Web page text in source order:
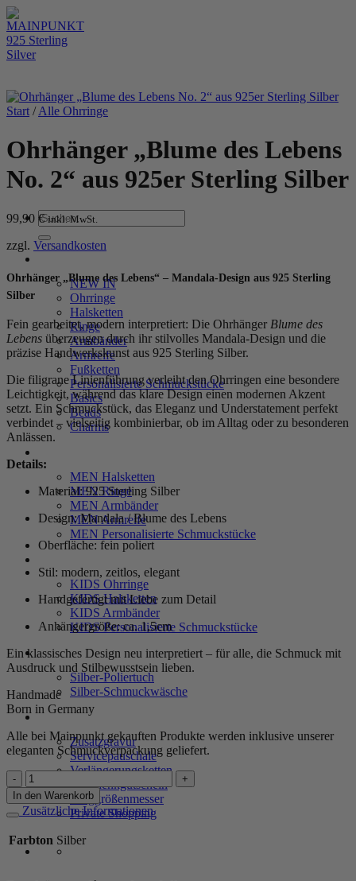
Zum
Inhalt
springen
Suchen
nach:
NEW IN
Ohrringe
Halsketten
Ringe
Armbänder
Armreife
Fußketten
Personalisierte Schmuckstücke
Basics
Beads
Charms
MEN Halsketten
MEN Ringe
MEN Armbänder
MEN Armreife
MEN Personalisierte Schmuckstücke
KIDS Ohrringe
KIDS Halsketten
KIDS Armbänder
KIDS Personalisierte Schmuckstücke
PRODUKTPFLEGE
Silber-Poliertuch
Silber-Schmuckwäsche
SERVICE
Zusatzgravur
Servicepauschale
Verlängerungsketten
Geschenkgutschein
Ringgrößenmesser
Private Shopping
Start / Alle Ohrringe
Ohrhänger „Blume des Lebens
No. 2“ aus 925er Sterling Silber
99,90 € inkl. MwSt.
zzgl. Versandkosten
Ohrhänger „Blume des Lebens“ – Mandala-Design aus 925 Sterling
Silber
Fein gearbeitet, modern interpretiert: Die Ohrhänger Blume des
Lebens überzeugen durch ihr stilvolles Mandala-Design und die
präzise Handwerkskunst aus 925 Sterling Silber.
Die filigrane Linienführung verleiht den Ohrringen eine besondere
Leichtigkeit, während das klare Design einen modernen Akzent
setzt. Ein Schmuckstück, das Eleganz und Understatement perfekt
verbindet – vielseitig kombinierbar, ob im Alltag oder zu besonderen
Anlässen.
Details:
Material: 925 Sterling Silber
Design: Mandala / Blume des Lebens
Oberfläche: fein poliert
Stil: modern, zeitlos, elegant
Handgefertigt mit Liebe zum Detail
Anhängergröße: ca. 1,5cm
Ein klassisches Design neu interpretiert – für alle, die Schmuck mit
Ausdruck und Stilbewusstsein lieben.
Handmade
Born in Germany
Alle bei Mainpunkt gekauften Produkte werden inklusive unserer
eleganten Schmuckverpackung geliefert.
Ohrhänger
„Blume
des
Lebens
No.
2“
In den Warenkorb
Zusätzliche Informationen
Farbton Silber